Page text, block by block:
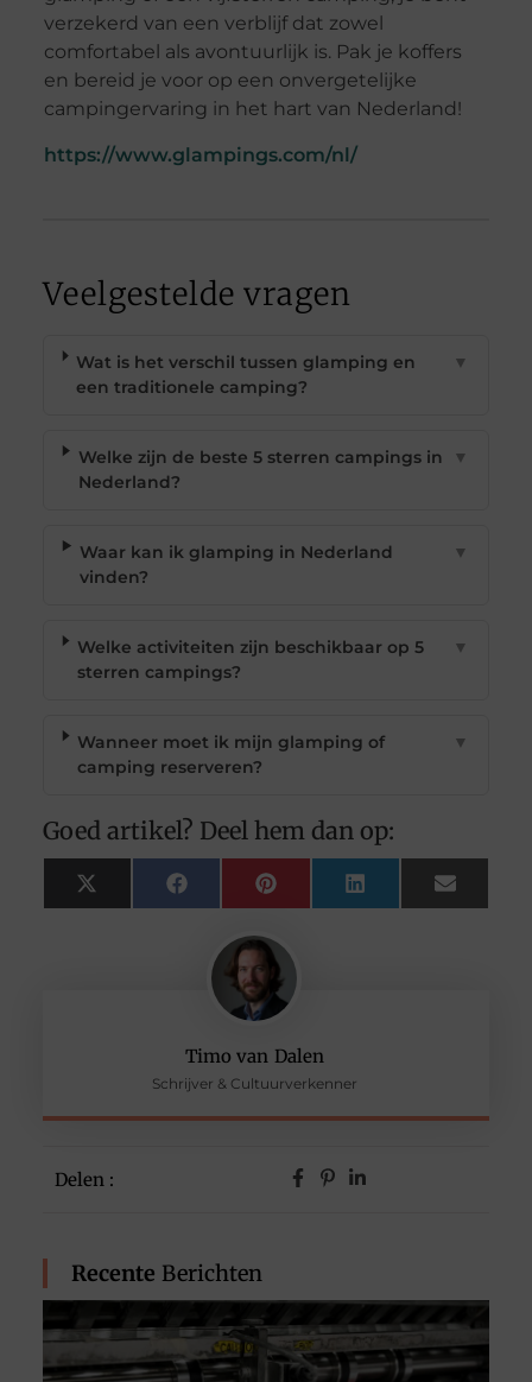
Timo van Dalen
Schrijver & Cultuurverkenner
Delen :
Recente Berichten
verzekerd van een verblijf dat zowel
comfortabel als avontuurlijk is. Pak je koffers
en bereid je voor op een onvergetelijke
campingervaring in het hart van Nederland!
https://www.glampings.com/nl/
Veelgestelde vragen
Wat is het verschil tussen glamping en
een traditionele camping?
▼
Welke zijn de beste 5 sterren campings in
Nederland?
▼
Waar kan ik glamping in Nederland
vinden?
▼
Welke activiteiten zijn beschikbaar op 5
sterren campings?
▼
Wanneer moet ik mijn glamping of
camping reserveren?
▼
Goed artikel? Deel hem dan op:
X
(Twitter)
FacebookPinterest LinkedIn Email